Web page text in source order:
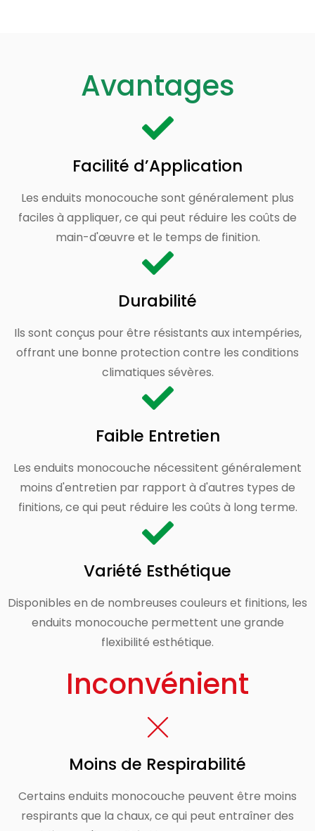
Avantages
Facilité d’Application
Les enduits monocouche sont généralement plus
faciles à appliquer, ce qui peut réduire les coûts de
main-d'œuvre et le temps de finition.
Durabilité
Ils sont conçus pour être résistants aux intempéries,
offrant une bonne protection contre les conditions
climatiques sévères.
Faible Entretien
Les enduits monocouche nécessitent généralement
moins d'entretien par rapport à d'autres types de
finitions, ce qui peut réduire les coûts à long terme.
Variété Esthétique
Disponibles en de nombreuses couleurs et finitions, les
enduits monocouche permettent une grande
flexibilité esthétique.
Inconvénient
Moins de Respirabilité
Certains enduits monocouche peuvent être moins
respirants que la chaux, ce qui peut entraîner des